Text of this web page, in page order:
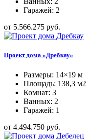
Гаражей: 2
от 5.566.275 руб.
Проект дома «Дребкау»
Размеры: 14×19 м
Площадь: 138,3 м2
Комнат: 3
Ванных: 2
Гаражей: 1
от 4.494.750 руб.